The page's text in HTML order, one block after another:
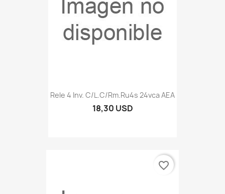
Rele 4 Inv. C/l.c/rm.ru4s 24vca AEA
18,30 USD
favorite_border